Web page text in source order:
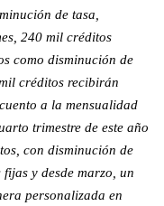
de tasa,
240 mil créditos
como disminución de
créditos recibirán
a la mensualidad
trimestre de este año
con disminución de
y desde marzo, un
personalizada en